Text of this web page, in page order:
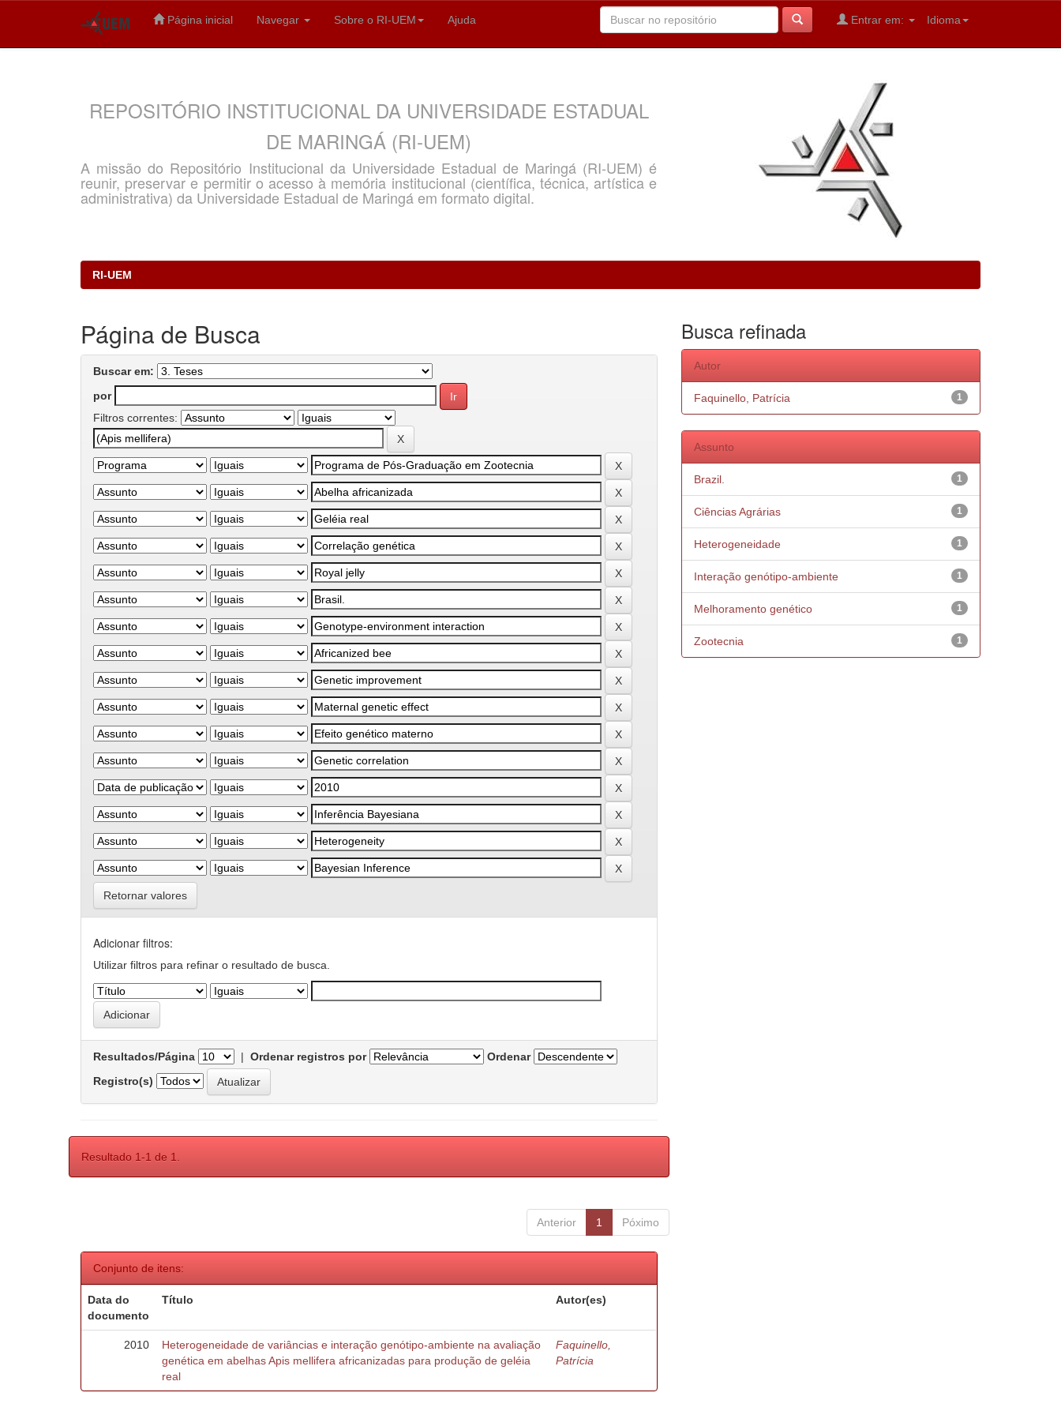
Página inicial Navegar Sobre o RI-UEM Ajuda Idioma
Entrar em:
REPOSITÓRIO INSTITUCIONAL DA UNIVERSIDADE ESTADUAL
DE MARINGÁ (RI-UEM)
A missão do Repositório Institucional da Universidade Estadual de Maringá (RI-UEM) é
reunir, preservar e permitir o acesso à memória institucional (científica, técnica, artística e
administrativa) da Universidade Estadual de Maringá em formato digital.
RI-UEM
Página de Busca
Buscar em:
por
Filtros correntes:
Retornar valores
Adicionar filtros:
Utilizar filtros para refinar o resultado de busca.
Resultados/Página | Ordenar registros por
Ordenar
Registro(s)
Resultado 1-1 de 1.
Anterior 1 Póximo
Conjunto de itens:
Data do
documento
Título Autor(es)
2010
Heterogeneidade de variâncias e interação genótipo-ambiente na avaliação
genética em abelhas Apis mellifera africanizadas para produção de geléia
real
Faquinello,
Patrícia
Busca refinada
Autor
1
Faquinello, Patrícia
Assunto
1
Brazil.
1
Ciências Agrárias
1
Heterogeneidade
1
Interação genótipo-ambiente
1
Melhoramento genético
1
Zootecnia